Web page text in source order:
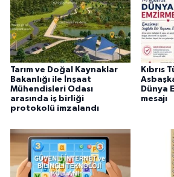
Tarım ve Doğal Kaynaklar
Bakanlığı ile İnşaat
Mühendisleri Odası
arasında iş birliği
protokolü imzalandı
Kıbrıs
Dünya
mesajı